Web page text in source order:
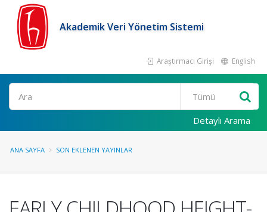
Akademik Veri Yönetim Sistemi
Araştırmacı Girişi English
Ara
Detaylı Arama
ANA SAYFA SON EKLENEN YAYINLAR